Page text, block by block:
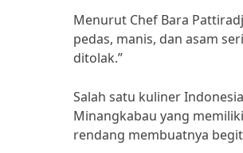
Menurut Chef Bara
pedas, manis, dan asam
ditolak.”
Salah satu kuliner
Minangkabau yang
rendang membuatnya